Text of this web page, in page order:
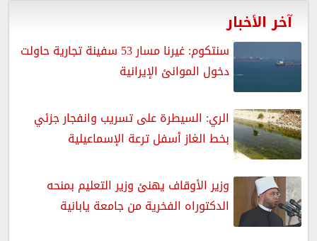
آخر الأخبار
سنتكوم: غيرنا مسار 53 سفينة تجارية حاولت
دخول الموانئ الإيرانية
الري: السيطرة على تسريب وانفجار جزئي
بخط الغاز أسفل ترعة الإسماعيلية
وزير الأوقاف يهنئ وزير التعليم بمنحه
الدكتوراه الفخرية من جامعة يابانية